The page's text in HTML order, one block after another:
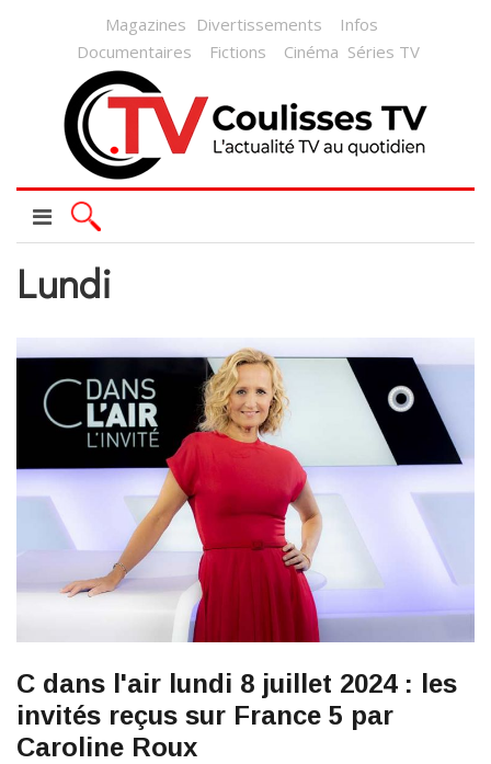
Magazines Divertissements
Infos
Documentaires
Fictions Cinéma Séries TV
Lundi
C dans l'air lundi 8 juillet 2024 : les
invités reçus sur France 5 par
Caroline Roux